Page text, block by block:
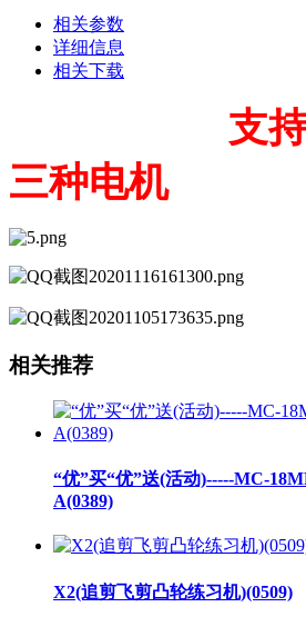
相关参数
详细信息
相关下载
支持42/
三种电机
相关推荐
“优”买“优”送(活动)-----MC-
A(0389)
X2(追剪飞剪凸轮练习机)(0509)